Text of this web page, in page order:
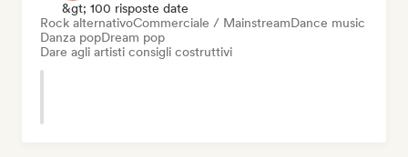
&gt; 100 risposte date
Rock alternativoCommerciale / MainstreamDance music
Danza popDream pop
Dare agli artisti consigli costruttivi